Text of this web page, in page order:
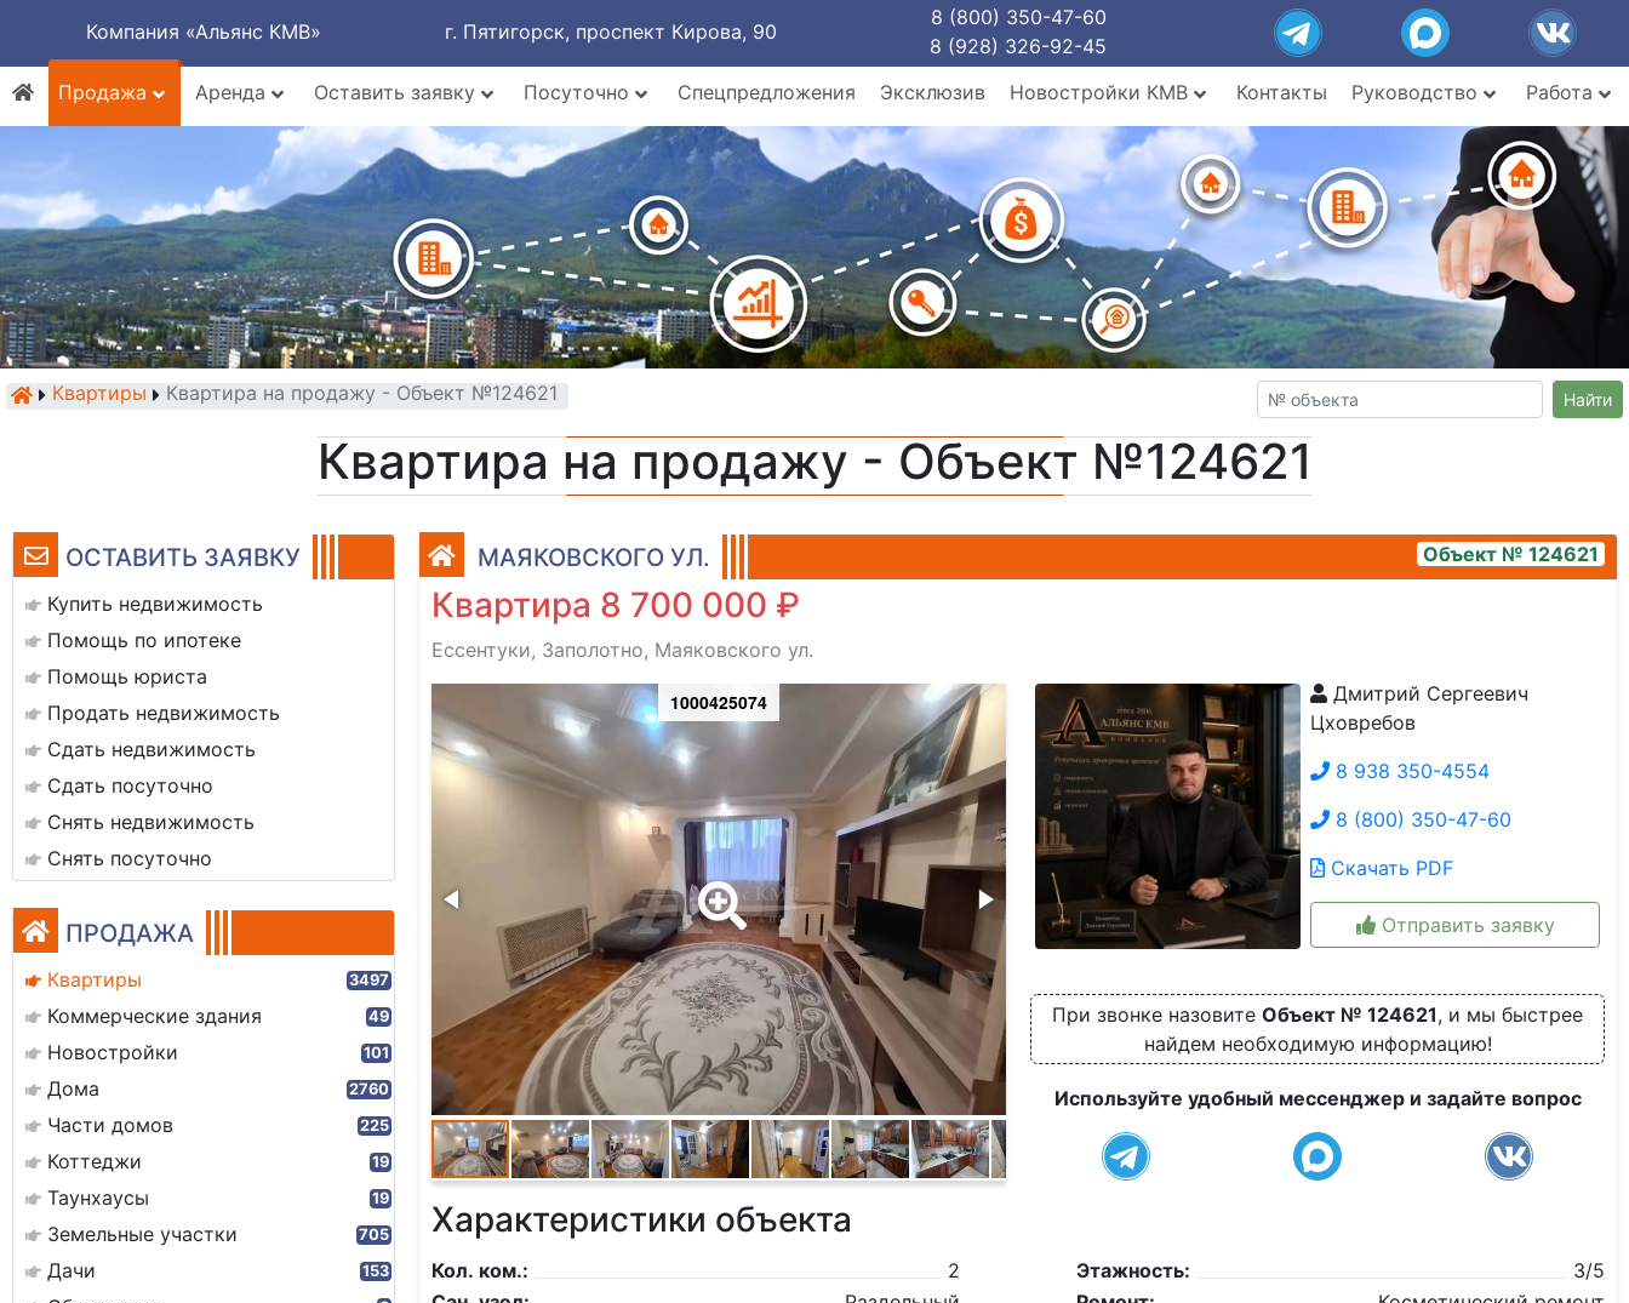
Компания «Альянс КМВ» г. Пятигорск, проспект Кирова, 90
8 (800) 350-47-60
8 (928) 326-92-45
Продажа
Аренда Оставить заявку Посуточно Спецпредложения Эксклюзив Новостройки КМВ Контакты Руководство Работа
Квартиры Квартира на продажу - Объект №124621 Найти
Квартира на продажу - Объект №124621
ОСТАВИТЬ ЗАЯВКУ
Купить недвижимость
Помощь по ипотеке
Помощь юриста
Продать недвижимость
Сдать недвижимость
Сдать посуточно
Снять недвижимость
Снять посуточно
ПРОДАЖА
Квартиры 3497
Коммерческие здания 49
Новостройки 101
Дома 2760
Части домов 225
Коттеджи 19
Таунхаусы 19
Земельные участки 705
Дачи 153
МАЯКОВСКОГО УЛ. Объект № 124621
Квартира 8 700 000 ₽
Ессентуки, Заполотно, Маяковского ул.
1000425074 1000425078Дмитрий Сергеевич
Цховребов
8 938 350-4554
8 (800) 350-47-60
Скачать PDF
Отправить заявку
При звонке назовите Объект № 124621, и мы быстрее
найдем необходимую информацию!
Используйте удобный мессенджер и задайте вопрос
Характеристики объекта
Кол. ком.:
2
Этажность:
3/5